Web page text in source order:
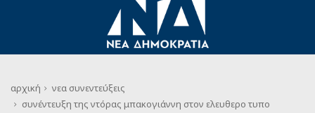
αρχική νεα συνεντεύξεις
συνέντευξη της ντόρας μπακογιάννη στον ελευθερο τυπο